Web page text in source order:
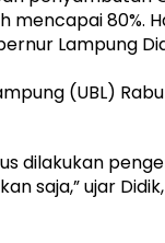
mencapai 80%.
Lampung
(UBL)
dilakukan
saja,” ujar Didik,